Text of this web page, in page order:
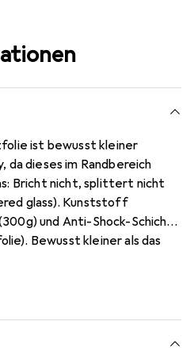
ist bewusst kleiner
da dieses im Randbereich
Bricht nicht, splittert nicht
glass). Kunststoff
und Anti-Shock-Schicht
Bewusst kleiner als das
rückstandsfrei zu
oleophobische Anti-
Jahre Herstellergarantie -